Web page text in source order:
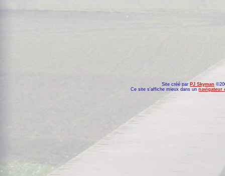
Site créé par PJ Skyman
Ce site s'affiche mieux dans unnavigateur